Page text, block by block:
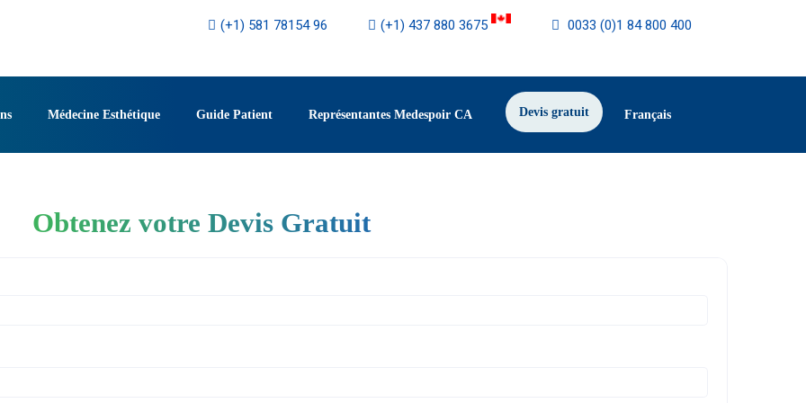
(+1) 581 78154 96 (+1) 437 880 3675 0033 (0)1 84 800 400
Médecine Esthétique Guide Patient Représentantes Medespoir CA Devis gratuit Français
Obtenez votre Devis Gratuit